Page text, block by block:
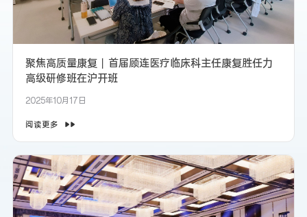
聚焦高质量康复丨首届顾连医疗临床科主任康复胜任力
高级研修班在沪开班
2025年10月17日
阅读更多